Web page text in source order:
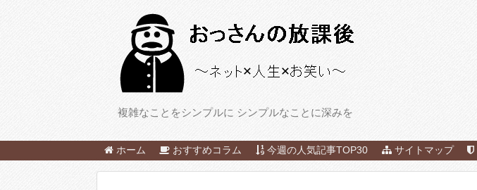
複雑なことをシンプルに シンプルなことに深みを
ホーム おすすめコラム 今週の人気記事TOP30 サイトマップ